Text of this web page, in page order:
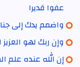
عفوا قديرا
واضمم يدك إلى
وإن ربك لهو العزيز
إن الله عنده علم